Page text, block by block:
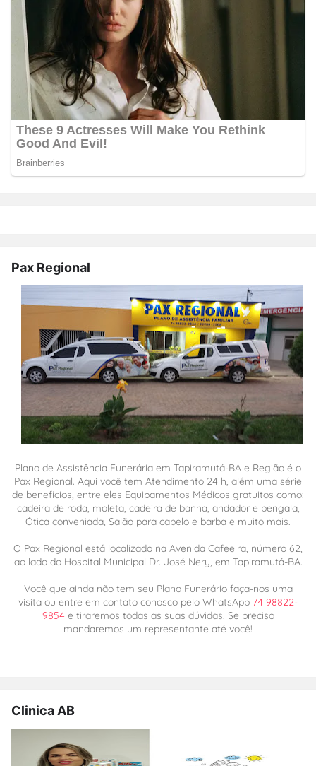
Pax Regional
Plano de Assistência Funerária em Tapiramutá-BA e Região é o
Pax Regional. Aqui você tem Atendimento 24 h, além uma série
de benefícios, entre eles Equipamentos Médicos gratuitos como:
cadeira de roda, moleta, cadeira de banha, andador e bengala,
Ótica conveniada, Salão para cabelo e barba e muito mais.
O Pax Regional está localizado na Avenida Cafeeira, número 62,
ao lado do Hospital Municipal Dr. José Nery, em Tapiramutá-BA.
Você que ainda não tem seu Plano Funerário faça-nos uma
visita ou entre em contato conosco pelo WhatsApp 74 98822-
9854 e tiraremos todas as suas dúvidas. Se preciso
mandaremos um representante até você!
Clinica AB